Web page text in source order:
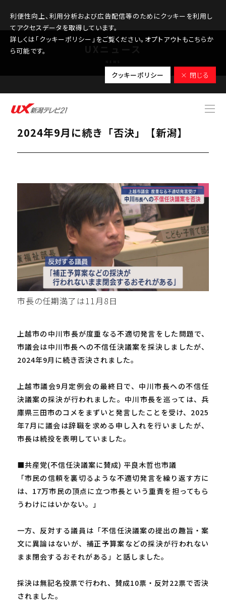
利便性向上、利用分析および広告配信等のためにクッキーを利用し
てアクセスデータを取得しています。
詳しくは「クッキーポリシー」をご覧ください。オプトアウトもこちらか
ら可能です。
クッキーポリシー × 閉じる
2025.09.26
上越市･中川市長への不信任決議案
2024年9月に続き「否決」【新潟】
市長の任期満了は11月8日
上越市の中川市長が度重なる不適切発言をした問題で、
市議会は中川市長への不信任決議案を採決しましたが、
2024年9月に続き否決されました。
上越市議会9月定例会の最終日で、中川市長への不信任
決議案の採決が行われました。中川市長を巡っては、兵
庫県三田市のコメをまずいと発言したことを受け、2025
年7月に議会は辞職を求める申し入れを行いましたが、
市長は続投を表明していました。
■共産党(不信任決議案に賛成) 平良木哲也市議
「市民の信頼を裏切るような不適切発言を繰り返す方に
は、17万市民の頂点に立つ市長という重責を担ってもら
うわけにはいかない。」
一方、反対する議員は「不信任決議案の提出の趣旨・案
文に異論はないが、補正予算案などの採決が行われない
まま閉会するおそれがある」と話しました。
採決は無記名投票で行われ、賛成10票・反対22票で否決
されました。